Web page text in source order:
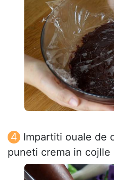
Impartiti ouale de
puneti crema in cojlle